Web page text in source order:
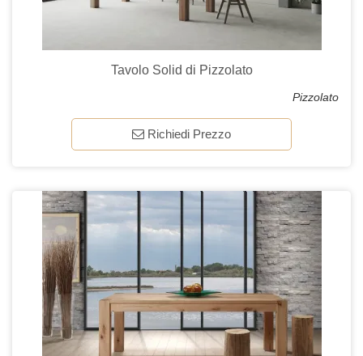
Tavolo Solid di Pizzolato
Pizzolato
Richiedi Prezzo